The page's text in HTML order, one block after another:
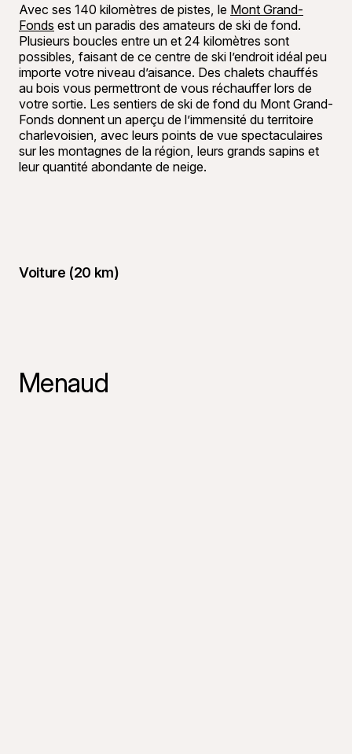
Avec ses 140 kilomètres de pistes, le Mont Grand-
Fonds est un paradis des amateurs de ski de fond.
Plusieurs boucles entre un et 24 kilomètres sont
possibles, faisant de ce centre de ski l’endroit idéal peu
importe votre niveau d’aisance. Des chalets chauffés
au bois vous permettront de vous réchauffer lors de
votre sortie. Les sentiers de ski de fond du Mont Grand-
Fonds donnent un aperçu de l’immensité du territoire
charlevoisien, avec leurs points de vue spectaculaires
sur les montagnes de la région, leurs grands sapins et
leur quantité abondante de neige.
Voiture (20 km)
Menaud